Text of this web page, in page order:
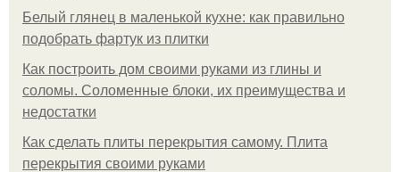
Белый глянец в маленькой кухне: как правильно
подобрать фартук из плитки
Как построить дом своими руками из глины и
соломы. Соломенные блоки, их преимущества и
недостатки
Как сделать плиты перекрытия самому. Плита
перекрытия своими руками